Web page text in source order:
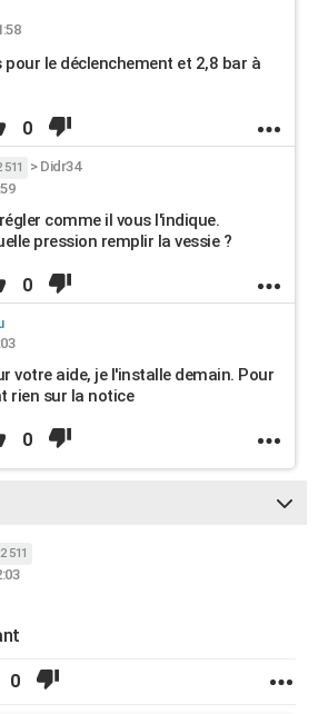
pour le déclenchement et 2,8 bar à
0
511 > Didr34
comme il vous l'indique.
pression remplir la vessie ?
0
votre aide, je l'installe demain. Pour
rien sur la notice
0
511
0